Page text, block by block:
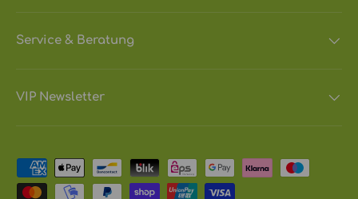
Service & Beratung
VIP Newsletter
Zahlungsmethoden